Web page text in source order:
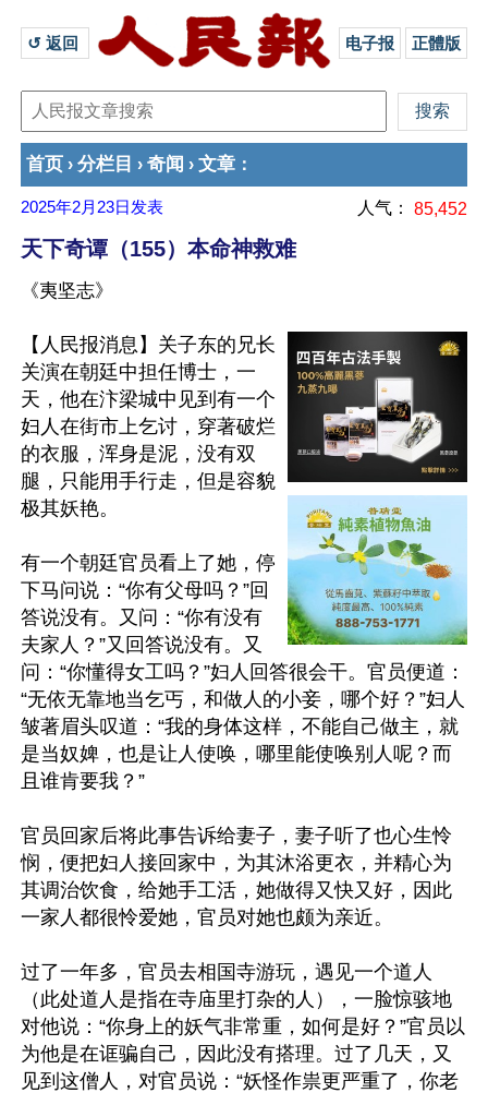
↺ 返回 电子报 正體版
首页 › 分栏目 › 奇闻 › 文章 ：
2025年2月23日 发表 人气： 85,452
天下奇谭（155）本命神救难
《夷坚志》
【人民报消息】关子东的兄长
关演在朝廷中担任博士，一
天，他在汴梁城中见到有一个
妇人在街市上乞讨，穿著破烂
的衣服，浑身是泥，没有双
腿，只能用手行走，但是容貌
极其妖艳。
有一个朝廷官员看上了她，停
下马问说：“你有父母吗？”回
答说没有。又问：“你有没有
夫家人？”又回答说没有。又
问：“你懂得女工吗？”妇人回答很会干。官员便道：
“无依无靠地当乞丐，和做人的小妾，哪个好？”妇人
皱著眉头叹道：“我的身体这样，不能自己做主，就
是当奴婢，也是让人使唤，哪里能使唤别人呢？而
且谁肯要我？”
官员回家后将此事告诉给妻子，妻子听了也心生怜
悯，便把妇人接回家中，为其沐浴更衣，并精心为
其调治饮食，给她手工活，她做得又快又好，因此
一家人都很怜爱她，官员对她也颇为亲近。
过了一年多，官员去相国寺游玩，遇见一个道人
（此处道人是指在寺庙里打杂的人），一脸惊骇地
对他说：“你身上的妖气非常重，如何是好？”官员以
为他是在诓骗自己，因此没有搭理。过了几天，又
见到这僧人，对官员说：“妖怪作祟更严重了，你老